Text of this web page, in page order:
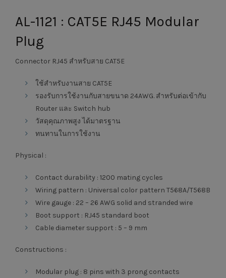
AL-1121 : CAT5E RJ45 Modular
Plug
Connector RJ45 สำหรับสาย CAT5E
ใช้สำหรับงานสาย CAT5E
รองรับการใช้งานกับสายขนาด 24AWG. สำหรับต่อเข้ากับ
Router และ Switch hub
วัสดุคุณภาพสูง ได้มาตรฐาน
ทนทานในการใช้งาน
Physical :
Contact durability : 1200 mating cycles
Wiring pattern : Universal color pattern T568A/T568B
Wire gauge : 22 – 26 AWG solid and stranded wire
Boot support : RJ45 standard boot
Cable diameter support : 5 – 9 mm
Constructions :
Modular plug : 8 pins with 3 prong contacts